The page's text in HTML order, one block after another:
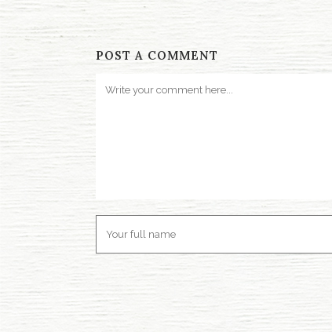
POST A COMMENT